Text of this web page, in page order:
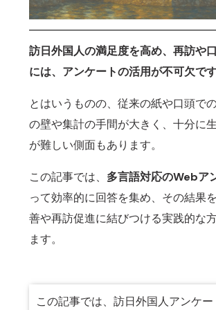
訪日外国人の満足度を高め、再訪や
には、アンケートの活用が不可欠です
とはいうものの、従来の紙や口頭で
の壁や集計の手間が大きく、十分に
が難しい側面もあります。
この記事では、 多言語対応のWebア
って効率的に回答を集め、その結果
善や再訪促進に結びつける実践的な
ます。
この記事では、訪日外国人アンケ